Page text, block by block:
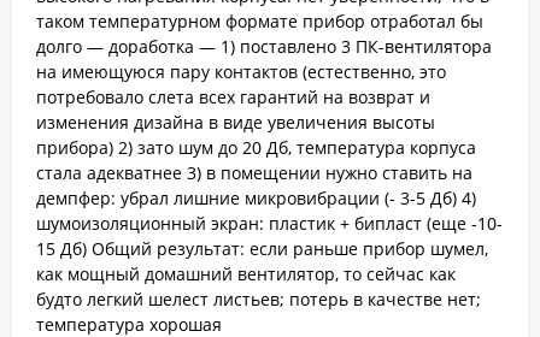
таком температурном формате прибор отработал бы
долго — доработка — 1) поставлено 3 ПК-вентилятора
на имеющуюся пару контактов (естественно, это
потребовало слета всех гарантий на возврат и
изменения дизайна в виде увеличения высоты
прибора) 2) зато шум до 20 Дб, температура корпуса
стала адекватнее 3) в помещении нужно ставить на
демпфер: убрал лишние микровибрации (- 3-5 Дб) 4)
шумоизоляционный экран: пластик + бипласт (еще -10-
15 Дб) Общий результат: если раньше прибор шумел,
как мощный домашний вентилятор, то сейчас как
будто легкий шелест листьев; потерь в качестве нет;
температура хорошая